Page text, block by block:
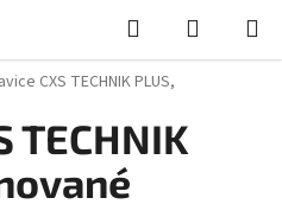
Hľadať
KOŠÍK
CXS TECHNIK PLUS,
TECHNIK